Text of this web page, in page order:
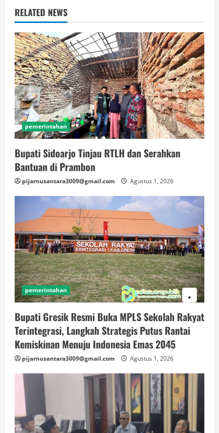
RELATED NEWS
pemerintahan
Bupati Sidoarjo Tinjau RTLH dan Serahkan
Bantuan di Prambon
pijarnusantara3009@gmail.com Agustus 1, 2026
pemerintahan
Bupati Gresik Resmi Buka MPLS Sekolah Rakyat
Terintegrasi, Langkah Strategis Putus Rantai
Kemiskinan Menuju Indonesia Emas 2045
pijarnusantara3009@gmail.com Agustus 1, 2026